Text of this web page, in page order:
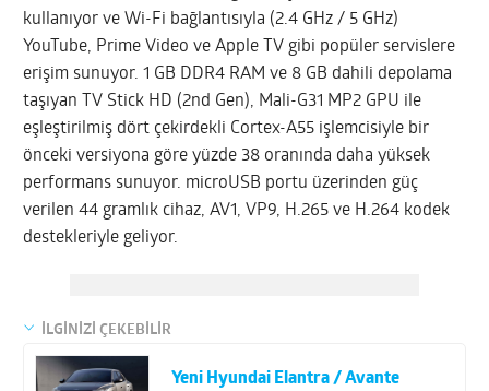
kullanıyor ve Wi-Fi bağlantısıyla (2.4 GHz / 5 GHz)
YouTube, Prime Video ve Apple TV gibi popüler servislere
erişim sunuyor. 1 GB DDR4 RAM ve 8 GB dahili depolama
taşıyan TV Stick HD (2nd Gen), Mali-G31 MP2 GPU ile
eşleştirilmiş dört çekirdekli Cortex-A55 işlemcisiyle bir
önceki versiyona göre yüzde 38 oranında daha yüksek
performans sunuyor. microUSB portu üzerinden güç
verilen 44 gramlık cihaz, AV1, VP9, H.265 ve H.264 kodek
destekleriyle geliyor.
İLGİNİZİ ÇEKEBİLİR
Yeni Hyundai Elantra / Avante